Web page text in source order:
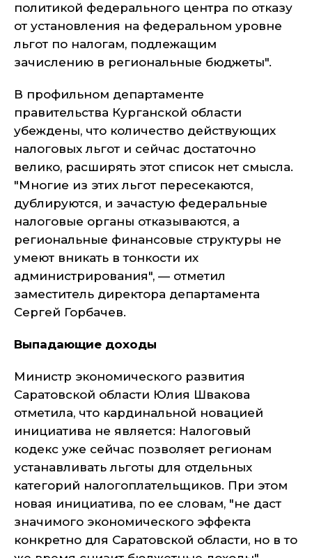
политикой федерального центра по отказу
от установления на федеральном уровне
льгот по налогам, подлежащим
зачислению в региональные бюджеты".
В профильном департаменте
правительства Курганской области
убеждены, что количество действующих
налоговых льгот и сейчас достаточно
велико, расширять этот список нет смысла.
"Многие из этих льгот пересекаются,
дублируются, и зачастую федеральные
налоговые органы отказываются, а
региональные финансовые структуры не
умеют вникать в тонкости их
администрирования", — отметил
заместитель директора департамента
Сергей Горбачев.
Выпадающие доходы
Министр экономического развития
Саратовской области Юлия Швакова
отметила, что кардинальной новацией
инициатива не является: Налоговый
кодекс уже сейчас позволяет регионам
устанавливать льготы для отдельных
категорий налогоплательщиков. При этом
новая инициатива, по ее словам, "не даст
значимого экономического эффекта
конкретно для Саратовской области, но в то